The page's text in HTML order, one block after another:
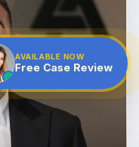
AVAILABLE NOW
Free Case Review